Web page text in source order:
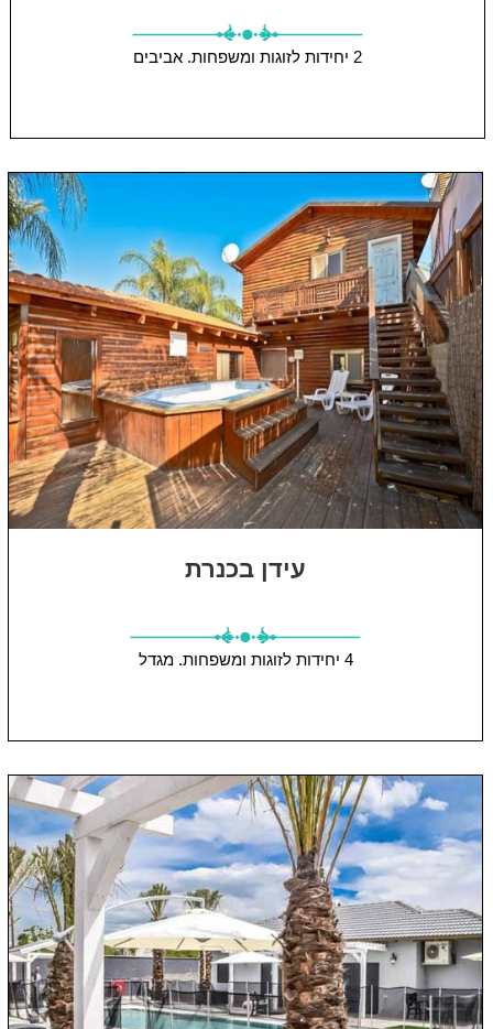
2 יחידות לזוגות ומשפחות. אביבים
עידן בכנרת
4 יחידות לזוגות ומשפחות. מגדל